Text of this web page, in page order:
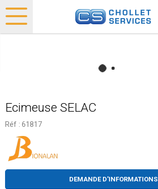
Ecimeuse SELAC
Réf : 61817
DEMANDE D'INFORMATIONS